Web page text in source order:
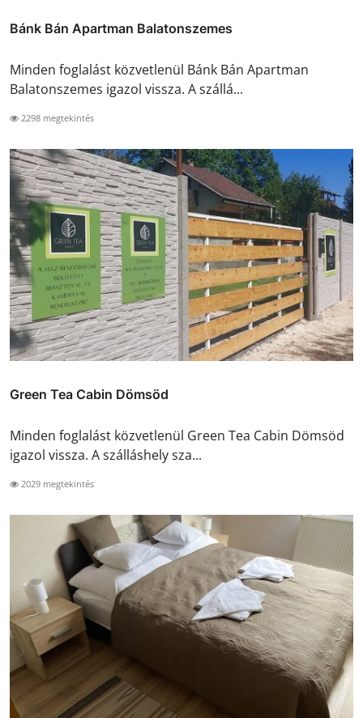
Bánk Bán Apartman Balatonszemes
Minden foglalást közvetlenül Bánk Bán Apartman
Balatonszemes igazol vissza. A szállá...
2298 megtekintés
Green Tea Cabin Dömsöd
Minden foglalást közvetlenül Green Tea Cabin Dömsöd
igazol vissza. A szálláshely sza...
2029 megtekintés